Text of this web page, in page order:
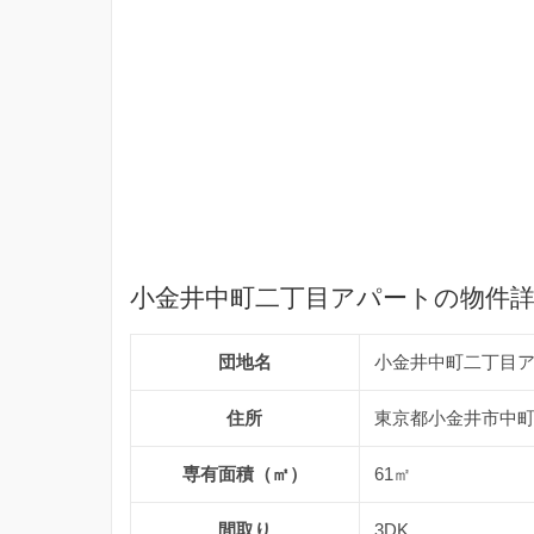
小金井中町二丁目アパートの物件
団地名 小金井中町二丁目
住所 東京都小金井市中
専有面積（㎡） 61㎡
間取り 3DK